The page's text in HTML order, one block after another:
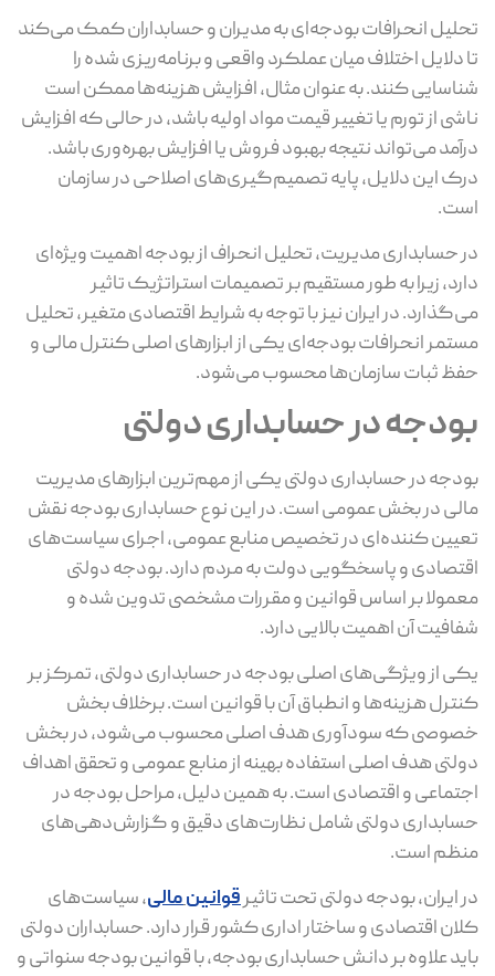
تحلیل انحرافات بودجه‌ای به مدیران و حسابداران کمک می‌کند
تا دلایل اختلاف میان عملکرد واقعی و برنامه‌‌ریزی‌ شده را
شناسایی کنند. به عنوان مثال، افزایش هزینه‌ها ممکن است
ناشی از تورم یا تغییر قیمت مواد اولیه باشد، در حالی که افزایش
درآمد می‌تواند نتیجه بهبود فروش یا افزایش بهره‌وری باشد.
درک این دلایل، پایه تصمیم‌گیری‌های اصلاحی در سازمان
است.
در حسابداری مدیریت، تحلیل انحراف از بودجه اهمیت ویژه‌ای
دارد، زیرا به طور مستقیم بر تصمیمات استراتژیک تاثیر
می‌گذارد. در ایران نیز با توجه به شرایط اقتصادی متغیر، تحلیل
مستمر انحرافات بودجه‌ای یکی از ابزارهای اصلی کنترل مالی و
حفظ ثبات سازمان‌ها محسوب می‌شود.
بودجه در حسابداری دولتی
بودجه در حسابداری دولتی یکی از مهم‌ترین ابزارهای مدیریت
مالی در بخش عمومی است. در این نوع حسابداری بودجه نقش
تعیین‌ کننده‌ای در تخصیص منابع عمومی، اجرای سیاست‌های
اقتصادی و پاسخگویی دولت به مردم دارد. بودجه دولتی
معمولا بر اساس قوانین و مقررات مشخصی تدوین شده و
شفافیت آن اهمیت بالایی دارد.
یکی از ویژگی‌های اصلی بودجه در حسابداری دولتی، تمرکز بر
کنترل هزینه‌ها و انطباق آن با قوانین است. برخلاف بخش
خصوصی که سودآوری هدف اصلی محسوب می‌شود، در بخش
دولتی هدف اصلی استفاده بهینه از منابع عمومی و تحقق اهداف
اجتماعی و اقتصادی است. به همین دلیل، مراحل بودجه در
حسابداری دولتی شامل نظارت‌های دقیق و گزارش‌دهی‌های
منظم است.
در ایران، بودجه دولتی تحت تاثیرقوانینمالی، سیاست‌های
کلان اقتصادی و ساختار اداری کشور قرار دارد. حسابداران دولتی
باید علاوه بر دانش حسابداری بودجه، با قوانین بودجه سنواتی و